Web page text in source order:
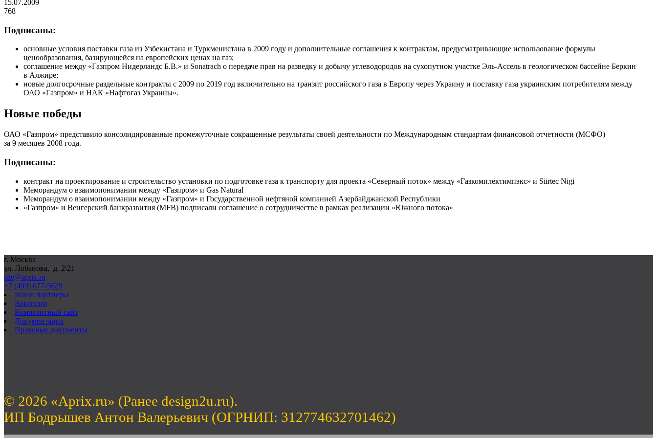
15.07.2009
768
Подписаны:
основные условия поставки газа из Узбекистана и Туркменистана в 2009 году и дополнительные соглашения к контрактам, предусматривающие использование формулы
ценообразования, базирующейся на европейских ценах на газ;
соглашение между «Газпром Нидерландс Б.В.» и Sonatrach о передаче прав на разведку и добычу углеводородов на сухопутном участке Эль-Ассель в геологическом бассейне Беркин
в Алжире;
новые долгосрочные раздельные контракты с 2009 по 2019 год включительно на транзит российского газа в Европу через Украину и поставку газа украинским потребителям между
ОАО «Газпром» и НАК «Нафтогаз Украины».
Новые победы
ОАО «Газпром» представило консолидированные промежуточные сокращенные результаты своей деятельности по Международным стандартам финансовой отчетности (МСФО)
за 9 месяцев 2008 года.
Подписаны:
контракт на проектирование и строительство установки по подготовке газа к транспорту для проекта «Северный поток» между «Газкомплектимпэкс» и Siirtec Nigi
Меморандум о взаимопонимании между «Газпром» и Gas Natural
Меморандум о взаимопонимании между «Газпром» и Государственной нефтяной компанией Азербайджанской Республики
«Газпром» и Венгерский банкразвития (MFB) подписали соглашение о сотрудничестве в рамках реализации «Южного потока»
г. Москва
ул. Лобанова, д. 2\21
site@aprix.ru
+7 (499) 677-5629
Наши партнеры
Вакансии
Композитный сайт
Документация
Правовые документы
© 2026 «Aprix.ru» (Ранее design2u.ru).
ИП Бодрышев Антон Валерьевич (ОГРНИП: 312774632701462)